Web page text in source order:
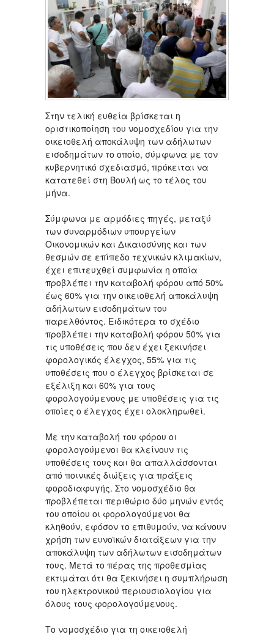
Στην τελική ευθεία βρίσκεται η
οριστικοποίηση του νομοσχεδίου για την
οικειοθελή αποκάλυψη των αδήλωτων
εισοδημάτων το οποίο, σύμφωνα με τον
κυβερνητικό σχεδιασμό, πρόκειται να
κατατεθεί στη Βουλή ως το τέλος του
μήνα.
Σύμφωνα με αρμόδιες πηγές, μεταξύ
των συναρμόδιων υπουργείων
Οικονομικών και Δικαιοσύνης και των
θεσμών σε επίπεδο τεχνικών κλιμακίων,
έχει επιτευχθεί συμφωνία η οποία
προβλέπει την καταβολή φόρου από 50%
έως 60% για την οικειοθελή αποκάλυψη
αδήλωτων εισοδημάτων του
παρελθόντος. Ειδικότερα το σχέδιο
προβλέπει την καταβολή φόρου 50% για
τις υποθέσεις που δεν έχει ξεκινήσει
φορολογικός έλεγχος, 55% για τις
υποθέσεις που ο έλεγχος βρίσκεται σε
εξέλιξη και 60% για τους
φορολογούμενους με υποθέσεις για τις
οποίες ο έλεγχος έχει ολοκληρωθεί.
Με την καταβολή του φόρου οι
φορολογούμενοι θα κλείνουν τις
υποθέσεις τους και θα απαλλάσσονται
από ποινικές διώξεις για πράξεις
φοροδιαφυγής. Στο νομοσχέδιο θα
προβλέπεται περιθώριο δύο μηνών εντός
του οποίου οι φορολογούμενοι θα
κληθούν, εφόσον το επιθυμούν, να κάνουν
χρήση των ευνοϊκών διατάξεων για την
αποκάλυψη των αδήλωτων εισοδημάτων
τους. Μετά το πέρας της προθεσμίας
εκτιμάται ότι θα ξεκινήσει η συμπλήρωση
του ηλεκτρονικού περιουσιολογίου για
όλους τους φορολογούμενους.
Το νομοσχέδιο για τη οικειοθελή